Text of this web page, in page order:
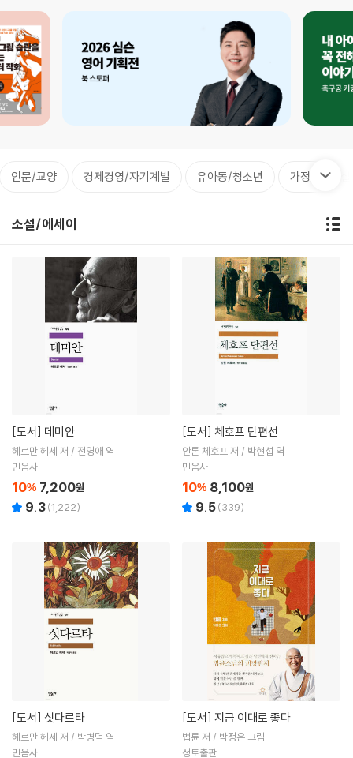
인문/교양 경제경영/자기계발 유아동/청소년 가정/취미/실
소설/에세이
[도서] 데미안
헤르만 헤세 저 / 전영애 역
민음사
10% 7,200원
9.3(1,222)
[도서] 체호프 단편선
안톤 체호프 저 / 박현섭 역
민음사
10% 8,100원
9.5(339)
[도서] 싯다르타
헤르만 헤세 저 / 박병덕 역
민음사
[도서] 지금 이대로 좋다
법륜 저 / 박정은 그림
정토출판